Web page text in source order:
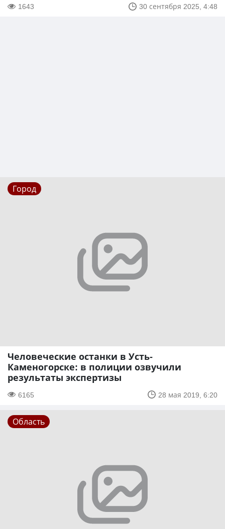
1643 30 сентября 2025, 4:48
Город
Человеческие останки в Усть-
Каменогорске: в полиции озвучили
результаты экспертизы
6165 28 мая 2019, 6:20
Область